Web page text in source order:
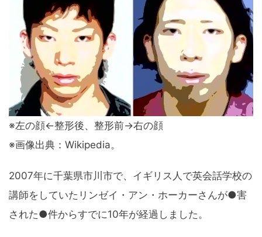
※左の顔←整形後、整形前→右の顔
※画像出典：Wikipedia。
2007年に千葉県市川市で、イギリス人で英会話学校の
講師をしていたリンゼイ・アン・ホーカーさんが●害
された●件からすでに10年が経過しました。